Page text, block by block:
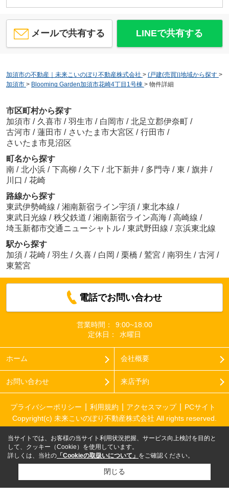
メールで共有する LINEで共有する
加須市の不動産｜未来こいのぼり不動産株式会社 > (戸建(売買))地域から探す >
加須市 > Blooming Garden加須市花崎4丁目1号棟 > 物件詳細
市区町村から探す
加須市 / 久喜市 / 羽生市 / 白岡市 / 北足立郡伊奈町 /
古河市 / 蓮田市 / さいたま市大宮区 / 行田市 /
さいたま市見沼区
町名から探す
南 / 北小浜 / 下高柳 / 久下 / 北下新井 / 多門寺 / 東 / 旗井 /
川口 / 花崎
路線から探す
東武伊勢崎線 / 湘南新宿ライン宇須 / 東北本線 /
東武日光線 / 秩父鉄道 / 湘南新宿ライン高海 / 高崎線 /
埼玉新都市交通ニューシャトル / 東武野田線 / 京浜東北線
駅から探す
加須 / 花崎 / 羽生 / 久喜 / 白岡 / 栗橋 / 鷲宮 / 南羽生 / 古河 /
東鷲宮
電話でお問い合わせ
営業時間：
9:00~18:00
定休日：
水曜日
ホーム 会社概要
お問い合わせ 来店予約
プライバシーポリシー 利用規約 アクセスマップ
PCサイト
Copyright(c) 未来こいのぼり不動産株式会社 All rights reserved.
当サイトでは、お客様の当サイト利用状況把握、サービス向上検討を目的と
して、クッキー（Cookie）を使用しています。
詳しくは、当社の 「Cookieの取扱いについて」 をご確認ください。
閉じる